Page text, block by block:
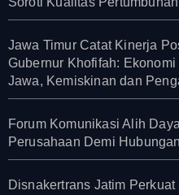
Jawa Timur Catat Kinerja
Gubernur Khofifah:
Jawa, Kemiskinan dan
Forum Komunikasi Alih
Perusahaan Demi
Disnakertrans Jatim